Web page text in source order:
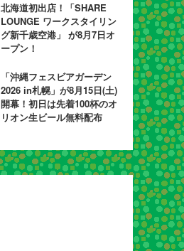
北海道初出店！「SHARE
LOUNGE ワークスタイリン
グ新千歳空港」 が8月7日オ
ープン！
「沖縄フェスビアガーデン
2026 in札幌」が8月15日(土)
開幕！初日は先着100杯のオ
リオン生ビール無料配布